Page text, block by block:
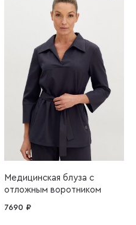
Медицинская блуза с
отложным воротником
7690 ₽